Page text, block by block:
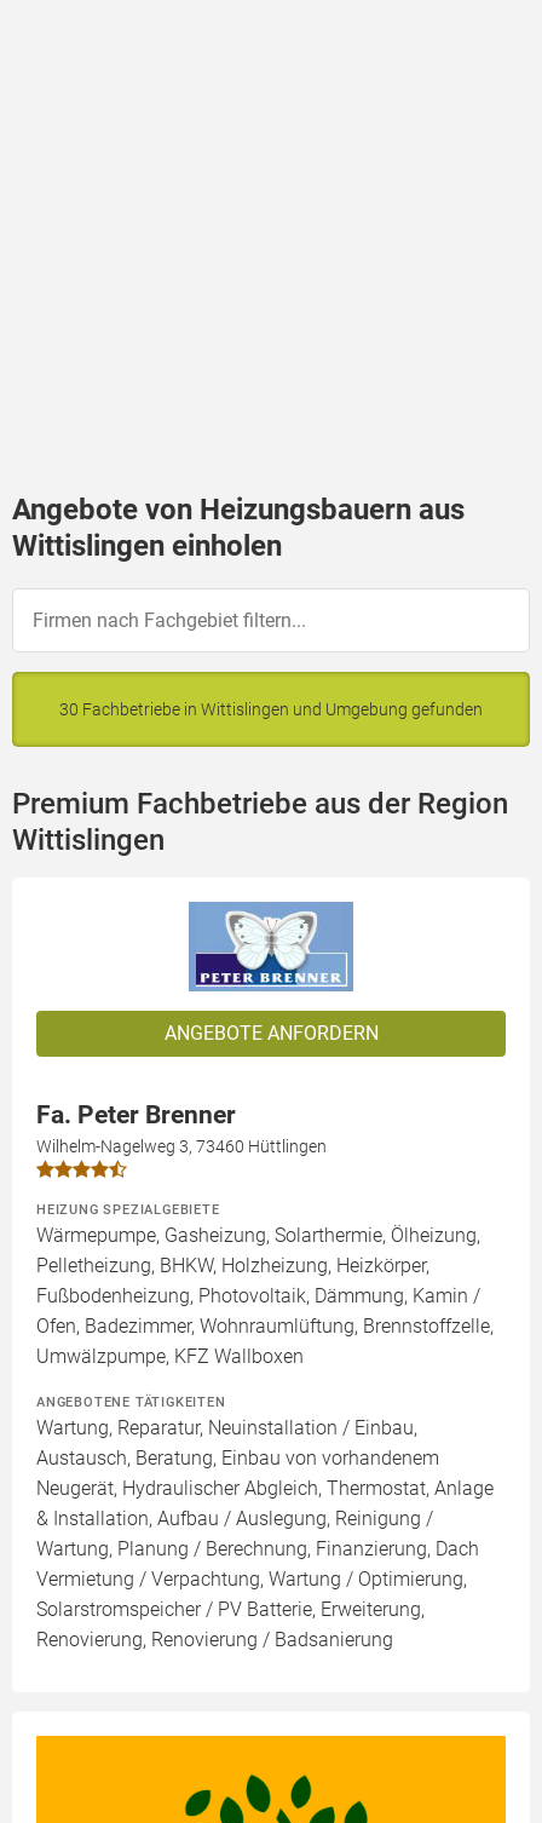
Angebote von Heizungsbauern aus
Wittislingen einholen
30 Fachbetriebe in Wittislingen und Umgebung gefunden
Premium Fachbetriebe aus der Region
Wittislingen
ANGEBOTE ANFORDERN
Fa. Peter Brenner
Wilhelm-Nagelweg 3, 73460 Hüttlingen
HEIZUNG SPEZIALGEBIETE
Wärmepumpe, Gasheizung, Solarthermie, Ölheizung,
Pelletheizung, BHKW, Holzheizung, Heizkörper,
Fußbodenheizung, Photovoltaik, Dämmung, Kamin /
Ofen, Badezimmer, Wohnraumlüftung, Brennstoffzelle,
Umwälzpumpe, KFZ Wallboxen
ANGEBOTENE TÄTIGKEITEN
Wartung, Reparatur, Neuinstallation / Einbau,
Austausch, Beratung, Einbau von vorhandenem
Neugerät, Hydraulischer Abgleich, Thermostat, Anlage
& Installation, Aufbau / Auslegung, Reinigung /
Wartung, Planung / Berechnung, Finanzierung, Dach
Vermietung / Verpachtung, Wartung / Optimierung,
Solarstromspeicher / PV Batterie, Erweiterung,
Renovierung, Renovierung / Badsanierung